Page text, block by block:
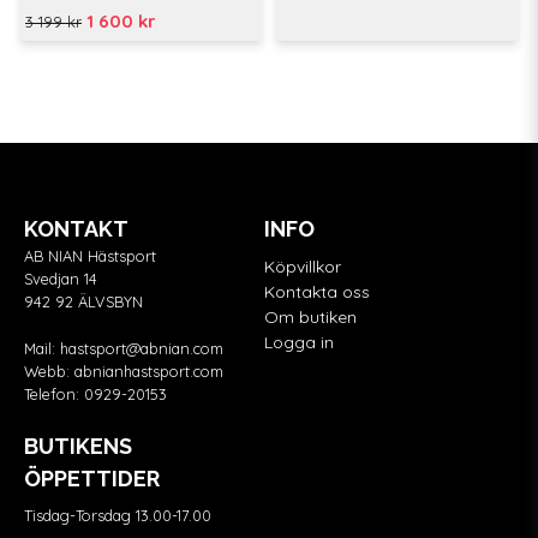
3 199 kr 1 600 kr
KONTAKT
AB NIAN Hästsport
Svedjan 14
942 92 ÄLVSBYN
Mail: hastsport@abnian.com
Webb: abnianhastsport.com
Telefon: 0929-20153
BUTIKENS
ÖPPETTIDER
Tisdag-Torsdag 13.00-17.00
INFO
Köpvillkor
Kontakta oss
Om butiken
Logga in